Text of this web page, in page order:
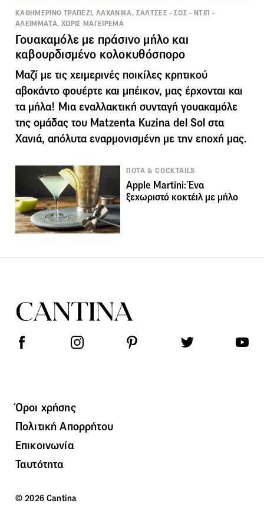
ΚΑΘΗΜΕΡΙΝΟ ΤΡΑΠΕΖΙ, ΛΑΧΑΝΙΚΑ, ΣΑΛΤΣΕΣ - ΣΟΣ - ΝΤΙΠ -
ΑΛΕΙΜΜΑΤΑ, ΧΩΡΙΣ ΜΑΓΕΙΡΕΜΑ
Γουακαμόλε με πράσινο μήλο και
καβουρδισμένο κολοκυθόσπορο
Μαζί με τις χειμερινές ποικίλες κρητικού
αβοκάντο φουέρτε και μπέικον, μας έρχονται και
τα μήλα! Μια εναλλακτική συνταγή γουακαμόλε
της ομάδας του Matzenta Kuzina del Sol στα
Χανιά, απόλυτα εναρμονισμένη με την εποχή μας.
ΠΟΤΑ & COCKTAILS
Apple Martini: Ένα
ξεχωριστό κοκτέιλ με μήλο
Όροι χρήσης
Πολιτική Απορρήτου
Επικοινωνία
Ταυτότητα
© 2026 Cantina